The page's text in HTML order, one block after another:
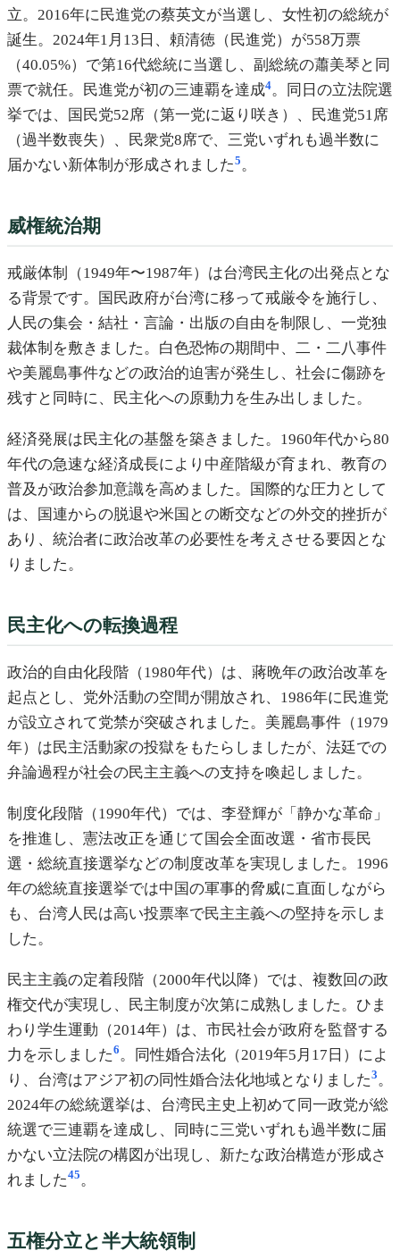
立。2016年に民進党の蔡英文が当選し、女性初の総統が
誕生。2024年1月13日、頼清徳（民進党）が558万票
（40.05%）で第16代総統に当選し、副総統の蕭美琴と同
票で就任。民進党が初の三連覇を達成4。同日の立法院選
挙では、国民党52席（第一党に返り咲き）、民進党51席
（過半数喪失）、民衆党8席で、三党いずれも過半数に
届かない新体制が形成されました5。
威権統治期
戒厳体制（1949年〜1987年）は台湾民主化の出発点とな
る背景です。国民政府が台湾に移って戒厳令を施行し、
人民の集会・結社・言論・出版の自由を制限し、一党独
裁体制を敷きました。白色恐怖の期間中、二・二八事件
や美麗島事件などの政治的迫害が発生し、社会に傷跡を
残すと同時に、民主化への原動力を生み出しました。
経済発展は民主化の基盤を築きました。1960年代から80
年代の急速な経済成長により中産階級が育まれ、教育の
普及が政治参加意識を高めました。国際的な圧力として
は、国連からの脱退や米国との断交などの外交的挫折が
あり、統治者に政治改革の必要性を考えさせる要因とな
りました。
民主化への転換過程
政治的自由化段階（1980年代）は、蔣晩年の政治改革を
起点とし、党外活動の空間が開放され、1986年に民進党
が設立されて党禁が突破されました。美麗島事件（1979
年）は民主活動家の投獄をもたらしましたが、法廷での
弁論過程が社会の民主主義への支持を喚起しました。
制度化段階（1990年代）では、李登輝が「静かな革命」
を推進し、憲法改正を通じて国会全面改選・省市長民
選・総統直接選挙などの制度改革を実現しました。1996
年の総統直接選挙では中国の軍事的脅威に直面しながら
も、台湾人民は高い投票率で民主主義への堅持を示しま
した。
民主主義の定着段階（2000年代以降）では、複数回の政
権交代が実現し、民主制度が次第に成熟しました。ひま
わり学生運動（2014年）は、市民社会が政府を監督する
力を示しました6 。同性婚合法化（2019年5月17日）によ
り、台湾はアジア初の同性婚合法化地域となりました3 。
2024年の総統選挙は、台湾民主史上初めて同一政党が総
統選で三連覇を達成し、同時に三党いずれも過半数に届
かない立法院の構図が出現し、新たな政治構造が形成さ
れました45 。
五権分立と半大統領制